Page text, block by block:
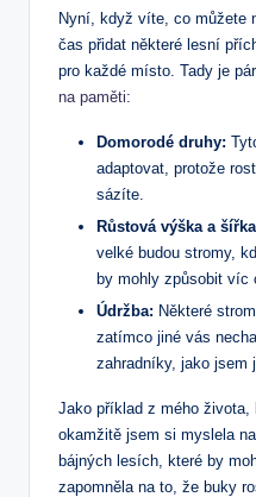
Nyní, když víte, co můžete
čas přidat některé lesní
pro každé místo. Tady je
na paměti:
Domorodé druhy:
adaptovat, protože
sázíte.
Růstová výška a
velké budou stromy,
by mohly způsobit víc
Údržba: Některé
zatímco jiné vás
zahradníky, jako jsem
Jako příklad z mého života,
okamžitě jsem si myslela
bájných lesích, které by
zapomněla na to, že buky